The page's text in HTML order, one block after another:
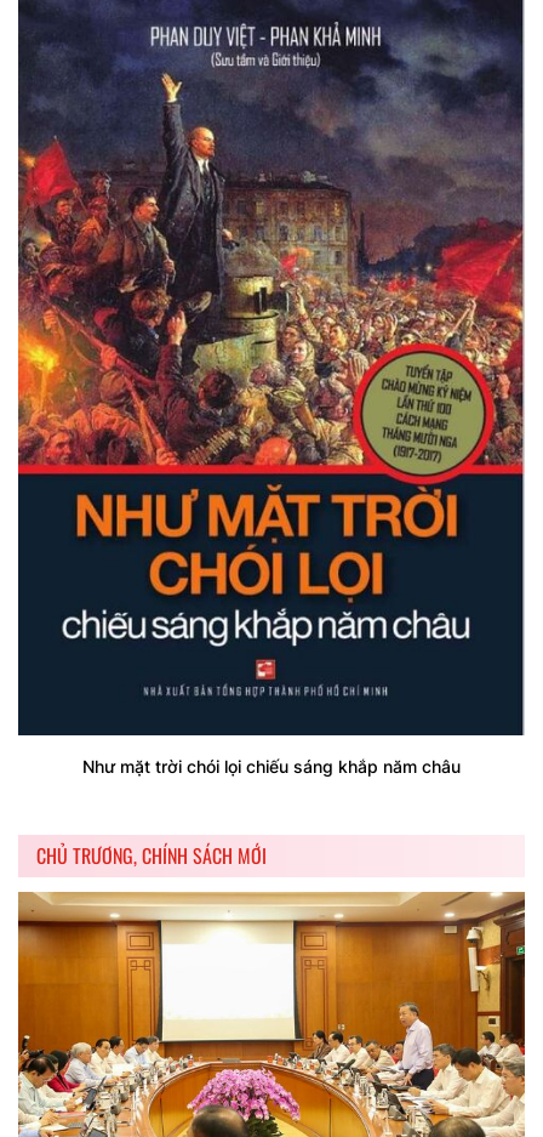
Như mặt trời chói lọi chiếu sáng khắp năm châu
CHỦ TRƯƠNG, CHÍNH SÁCH MỚI